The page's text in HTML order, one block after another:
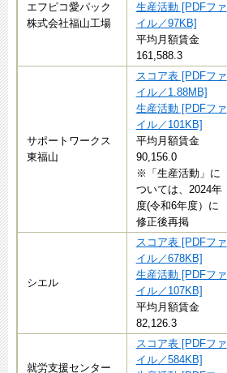
エフピコ愛パック
株式会社福山工場
生産活動 [PDFファ
イル／97KB]
平均月額賃金
161,588.3
サポートワークス
東福山
スコア表 [PDFファ
イル／1.88MB]
生産活動 [PDFファ
イル／101KB]
平均月額賃金
90,156.0
※「生産活動」に
ついては、2024年
度(令和6年度）に
修正後再掲
シエル
スコア表 [PDFファ
イル／678KB]
生産活動 [PDFファ
イル／107KB]
平均月額賃金
82,126.3
就労支援センター
スコア表 [PDFファ
イル／584KB]